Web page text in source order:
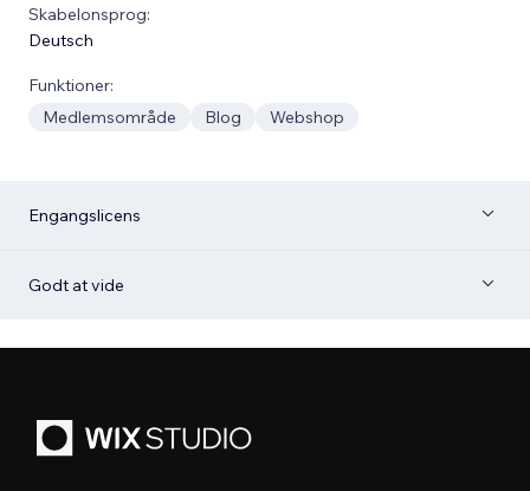
Skabelonsprog:
Deutsch
Funktioner:
Medlemsområde
Blog Webshop
Engangslicens
Godt at vide